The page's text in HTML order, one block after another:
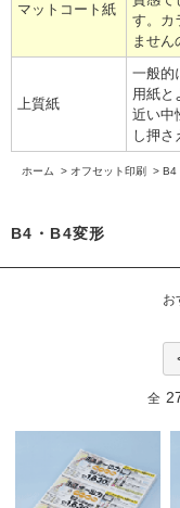
マットコート紙
す。カ
ません
上質紙
一般的
用紙と
近い中
し押さ
ホーム > オフセット印刷 > B4
B4・B4変形
お
全